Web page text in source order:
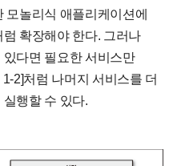
모놀리식 애플리케이션에
확장해야 한다. 그러나
다면 필요한 서비스만
2]처럼 나머지 서비스를 더
행할 수 있다.